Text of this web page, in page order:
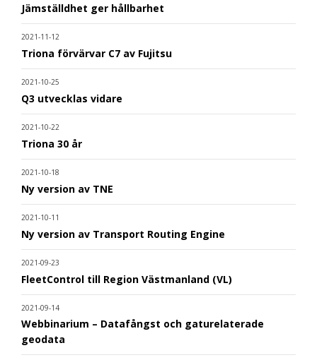
Jämställdhet ger hållbarhet
2021-11-12
Triona förvärvar C7 av Fujitsu
2021-10-25
Q3 utvecklas vidare
2021-10-22
Triona 30 år
2021-10-18
Ny version av TNE
2021-10-11
Ny version av Transport Routing Engine
2021-09-23
FleetControl till Region Västmanland (VL)
2021-09-14
Webbinarium – Datafångst och gaturelaterade
geodata